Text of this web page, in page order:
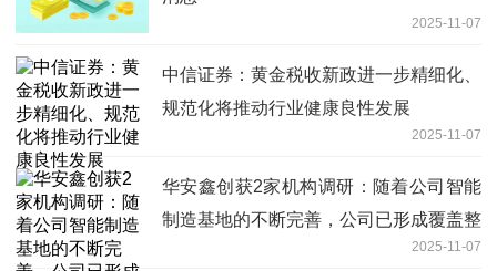
2025-11-07
中信证券：黄金税收新政进一步精细化、
规范化将推动行业健康良性发展
2025-11-07
华安鑫创获2家机构调研：随着公司智能
制造基地的不断完善，公司已形成覆盖整
车厂及其关联企业（Tier0.5）、系统集
2025-11-07